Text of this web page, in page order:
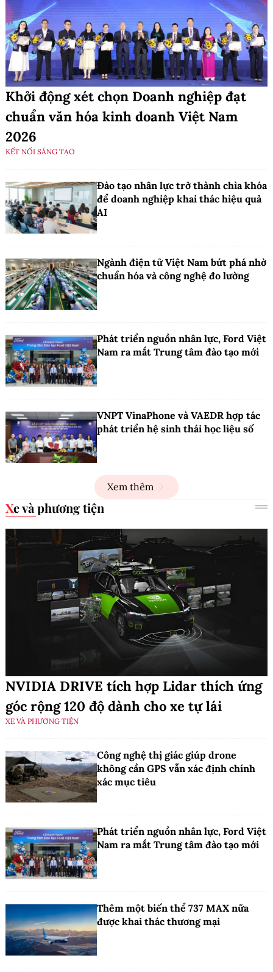
Khởi động xét chọn Doanh nghiệp đạt
chuẩn văn hóa kinh doanh Việt Nam
2026
KẾT NỐI SÁNG TẠO
Đào tạo nhân lực trở thành chìa khóa
để doanh nghiệp khai thác hiệu quả
AI
Ngành điện tử Việt Nam bứt phá nhờ
chuẩn hóa và công nghệ đo lường
Phát triển nguồn nhân lực, Ford Việt
Nam ra mắt Trung tâm đào tạo mới
VNPT VinaPhone và VAEDR hợp tác
phát triển hệ sinh thái học liệu số
Xem thêm
Xe và phương tiện
NVIDIA DRIVE tích hợp Lidar thích ứng
góc rộng 120 độ dành cho xe tự lái
XE VÀ PHƯƠNG TIỆN
Công nghệ thị giác giúp drone
không cần GPS vẫn xác định chính
xác mục tiêu
Phát triển nguồn nhân lực, Ford Việt
Nam ra mắt Trung tâm đào tạo mới
Thêm một biến thể 737 MAX nữa
được khai thác thương mại